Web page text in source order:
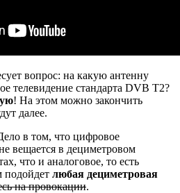
вопрос: на какую антенну
телевидение стандарта DVB T2?
! На этом можно закончить
далее.
в том, что цифровое
вещается в дециметровом
что и аналоговое, то есть
любая дециметровая
на провокации.